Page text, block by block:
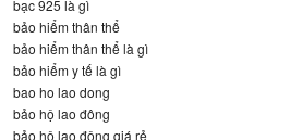
bạc 925 là gì
bảo hiểm thân thể
bảo hiểm thân thể là gì
bảo hiểm y tế là gì
bao ho lao dong
bảo hộ lao đông
bảo hộ lao động giá rẻ